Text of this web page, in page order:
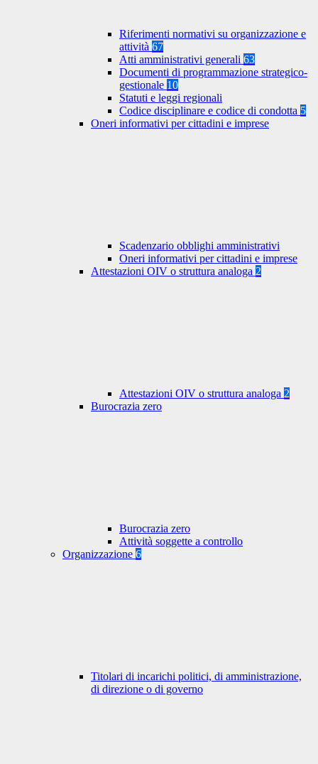
Riferimenti normativi su organizzazione e
attività 67
Atti amministrativi generali 63
Documenti di programmazione strategico-
gestionale 10
Statuti e leggi regionali
Codice disciplinare e codice di condotta 5
Oneri informativi per cittadini e imprese
Scadenzario obblighi amministrativi
Oneri informativi per cittadini e imprese
Attestazioni OIV o struttura analoga 2
Attestazioni OIV o struttura analoga 2
Burocrazia zero
Burocrazia zero
Attività soggette a controllo
Organizzazione 6
Titolari di incarichi politici, di amministrazione,
di direzione o di governo